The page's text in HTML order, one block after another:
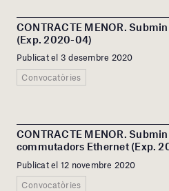
CONTRACTE MENOR.
(Exp. 2020-04)
Publicat el 3 desembre 2020
Convocatòries
CONTRACTE MENOR.
commutadors Ethernet (Exp.
Publicat el 12 novembre 2020
Convocatòries